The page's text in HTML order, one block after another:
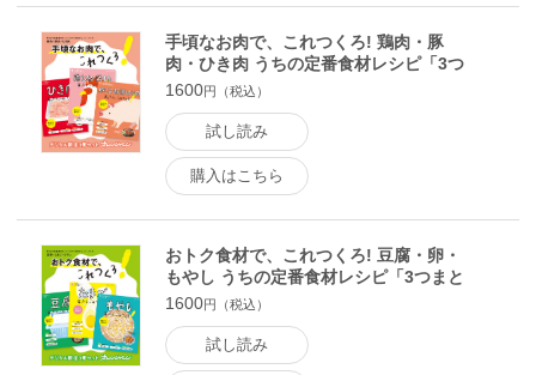
る＆ザクザクが楽しい！ 新食感のフライドポテト／冷凍保存
しておくと便利！ マッシュポテト＆アレンジおかず／いつも
の味から脱マンネリ！ ポテサラバリエーション／もう一品欲
しいときに！ササッと炒めもの／ほっとする味がいいね♪ 汁
もの＆スープ ほか うちの定番食材レシピvol.5 献立にも
う迷わない！もやしあったら、これつくろ！ ●レポまんが
ぴよとと なつきの こんなときには「 これつくろ！」 ●
もやしお買い物メモ これ合わせとけば間違いない！ 名コン
ビ！ もやし×豚ひき肉のBESTおかず／今あるもので作れち
ゃう！ かけ合わせ食材別 もやしのメインおかず／おトク素
れ一品で、完結！ もやしの麺＆ご飯／とことん使える！ も
やしのサブおかず／電子レンジでお手軽！ もやしのスピード
あえもの／コリコリ食感がアクセント！ 大豆もやしの副菜／
味わいいろいろ！ もやしのスープ＆汁もの ほか うちの定
番食材レシピvol.10 献立にもう迷わない！キャベツあった
手頃なお肉で、これつくろ! 鶏肉・豚
肉・ひき肉 うちの定番食材レシピ「3つ
まとめて!」シリーズ1 電子書籍版
1600円（税込）
試し読み
購入はこちら
おトク食材で、これつくろ! 豆腐・卵・
もやし うちの定番食材レシピ「3つまと
めて!」シリーズ2 電子書籍版
1600円（税込）
試し読み